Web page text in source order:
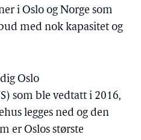
i Oslo og Norge som
med nok kapasitet og
Oslo
som ble vedtatt i 2016,
legges ned og den
er Oslos største